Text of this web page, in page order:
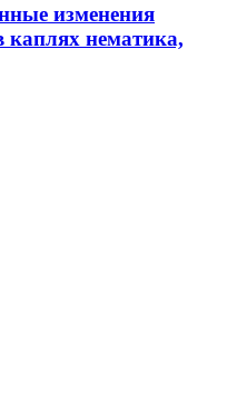
изменения
каплях нематика,